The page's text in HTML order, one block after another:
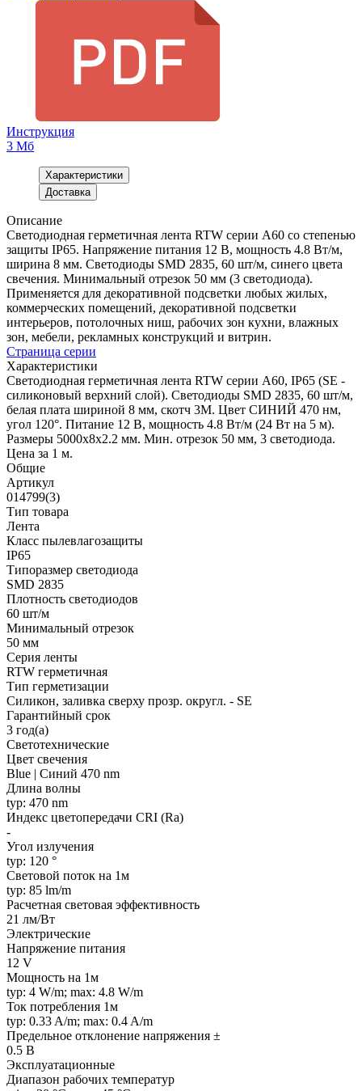
Инструкция
3 Мб
Характеристики
Доставка
Описание
Светодиодная герметичная лента RTW серии A60 со степенью
защиты IP65. Напряжение питания 12 В, мощность 4.8 Вт/м,
ширина 8 мм. Светодиоды SMD 2835, 60 шт/м, синего цвета
свечения. Минимальный отрезок 50 мм (3 светодиода).
Применяется для декоративной подсветки любых жилых,
коммерческих помещений, декоративной подсветки
интерьеров, потолочных ниш, рабочих зон кухни, влажных
зон, мебели, рекламных конструкций и витрин.
Страница серии
Характеристики
Светодиодная герметичная лента RTW серии A60, IP65 (SE -
силиконовый верхний слой). Светодиоды SMD 2835, 60 шт/м,
белая плата шириной 8 мм, скотч 3M. Цвет СИНИЙ 470 нм,
угол 120°. Питание 12 В, мощность 4.8 Вт/м (24 Вт на 5 м).
Размеры 5000x8x2.2 мм. Мин. отрезок 50 мм, 3 светодиода.
Цена за 1 м.
Общие
Артикул
014799(3)
Тип товара
Лента
Класс пылевлагозащиты
IP65
Типоразмер светодиода
SMD 2835
Плотность светодиодов
60 шт/м
Минимальный отрезок
50 мм
Серия ленты
RTW герметичная
Тип герметизации
Силикон, заливка сверху прозр. округл. - SE
Гарантийный срок
3 год(а)
Светотехнические
Цвет свечения
Blue | Синий 470 nm
Длина волны
typ: 470 nm
Индекс цветопередачи CRI (Ra)
-
Угол излучения
typ: 120 °
Световой поток на 1м
typ: 85 lm/m
Расчетная световая эффективность
21 лм/Вт
Электрические
Напряжение питания
12 V
Мощность на 1м
typ: 4 W/m; max: 4.8 W/m
Ток потребления 1м
typ: 0.33 A/m; max: 0.4 A/m
Предельное отклонение напряжения ±
0.5 В
Эксплуатационные
Диапазон рабочих температур